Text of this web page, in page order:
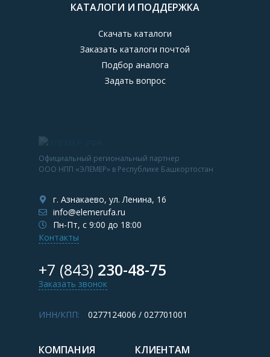
КАТАЛОГИ И ПОДДЕРЖКА
Скачать каталоги
Заказать каталоги почтой
Подбор аналога
Задать вопрос
Официальный региональный партнер
ООО НПП «ЭЛЕМЕР» в Республике Башкортостан
г. Азнакаево, ул. Ленина, 16
info@elemerufa.ru
Пн-Пт, с 9:00 до 18:00
Контакты
+7 (843) 230-48-75
Заказать звонок
ИНН/КПП: 0277124006 / 027701001
КОМПАНИЯ КЛИЕНТАМ